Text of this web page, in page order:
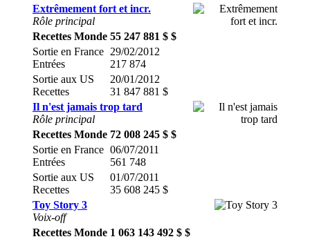
Extrêmement fort et incr.
Rôle principal
Recettes Monde 55 247 881 $ $
Sortie en France
Entrées
29/02/2012
217 874
Sortie aux US
Recettes
20/01/2012
31 847 881 $
Il n'est jamais trop tard
Rôle principal
Recettes Monde 72 008 245 $ $
Sortie en France
Entrées
06/07/2011
561 748
Sortie aux US
Recettes
01/07/2011
35 608 245 $
Toy Story 3
Voix-off
Recettes Monde 1 063 143 492 $ $